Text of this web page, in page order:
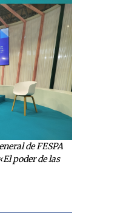
de FESPA
poder de las